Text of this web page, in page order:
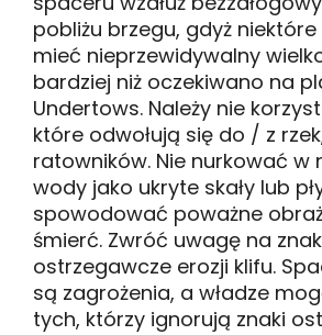
pobliżu brzegu, gdyż
mieć nieprzewidywalny
bardziej niż oczekiwano na
Undertows. Należy nie
które odwołują się do / z
ratowników. Nie nurkować w
wody jako ukryte skały lub
spowodować poważne
śmierć. Zwróć uwagę na
ostrzegawcze erozji klifu.
są zagrożenia, a władze
tych, którzy ignorują znaki